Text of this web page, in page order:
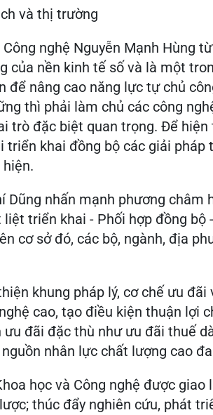
(AI) và các công nghệ số
này vừa mở ra cơ hội, vừa tạo
và thị trường
nghệ Nguyễn Mạnh Hùng
của nền kinh tế số và là một
nâng cao năng lực tự chủ
thì phải làm chủ các công
trò đặc biệt quan trọng. Để hiện
khai đồng bộ các giải pháp
Dũng nhấn mạnh phương châm
liệt triển khai - Phối hợp đồng
cơ sở đó, các bộ, ngành, địa
khung pháp lý, cơ chế ưu đãi
cao, tạo điều kiện thuận lợi